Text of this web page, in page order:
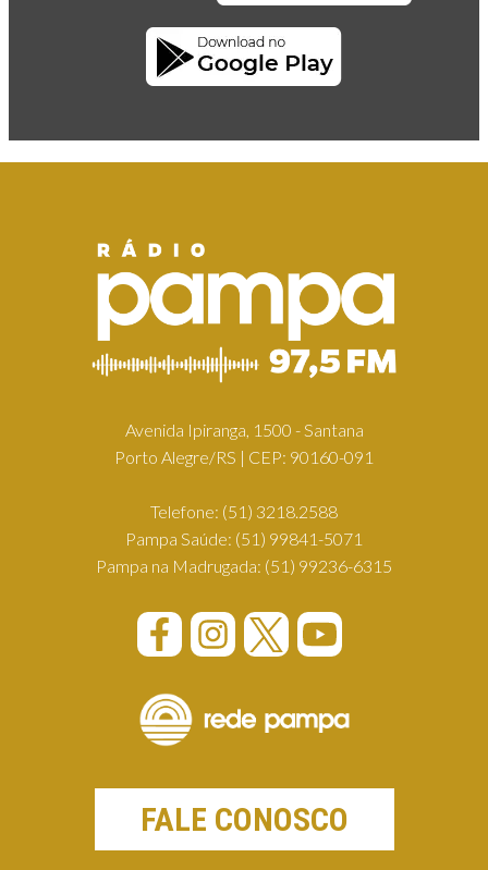
Avenida Ipiranga, 1500 - Santana
Porto Alegre/RS | CEP: 90160-091
Telefone: (51) 3218.2588
Pampa Saúde: (51) 99841-5071
Pampa na Madrugada: (51) 99236-6315
FALE CONOSCO